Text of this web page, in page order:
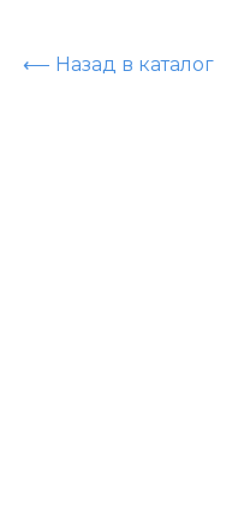
⟵ Назад в каталог